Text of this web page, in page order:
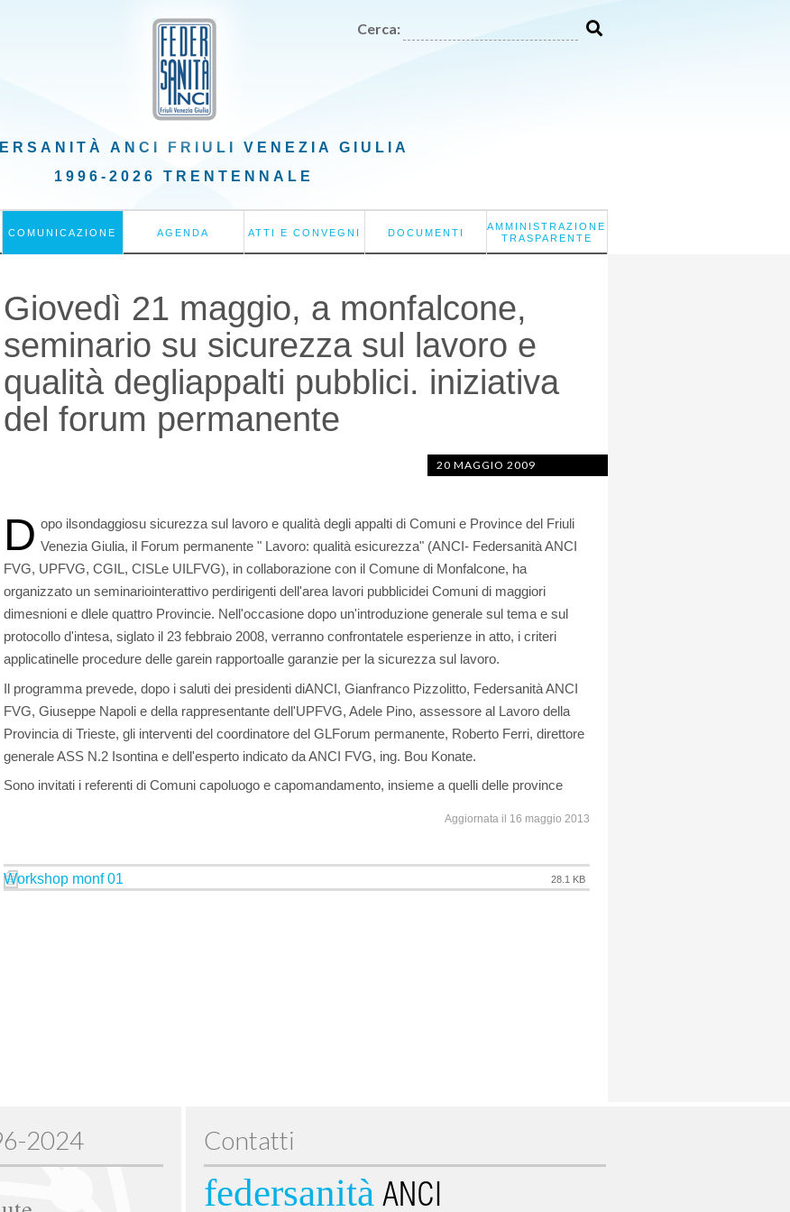
Cerca:
ANCI FRIULI VENEZIA GIULIA
1996-2026 TRENTENNALE
COMUNICAZIONE AGENDA ATTI E CONVEGNI DOCUMENTI
AMMINISTRAZIONE
TRASPARENTE
Giovedì 21 maggio, a monfalcone,
seminario su sicurezza sul lavoro e
qualità degliappalti pubblici. iniziativa
del forum permanente
20 MAGGIO 2009
D opo ilsondaggiosu sicurezza sul lavoro e qualità degli appalti di Comuni e Province del Friuli
Venezia Giulia, il Forum permanente " Lavoro: qualità esicurezza" (ANCI- Federsanità ANCI
FVG, UPFVG, CGIL, CISLe UILFVG), in collaborazione con il Comune di Monfalcone, ha
organizzato un seminariointerattivo perdirigenti dell'area lavori pubblicidei Comuni di maggiori
dimesnioni e dlele quattro Provincie. Nell'occasione dopo un'introduzione generale sul tema e sul
protocollo d'intesa, siglato il 23 febbraio 2008, verranno confrontatele esperienze in atto, i criteri
applicatinelle procedure delle garein rapportoalle garanzie per la sicurezza sul lavoro.
Il programma prevede, dopo i saluti dei presidenti diANCI, Gianfranco Pizzolitto, Federsanità ANCI
FVG, Giuseppe Napoli e della rappresentante dell'UPFVG, Adele Pino, assessore al Lavoro della
Provincia di Trieste, gli interventi del coordinatore del GLForum permanente, Roberto Ferri, direttore
generale ASS N.2 Isontina e dell'esperto indicato da ANCI FVG, ing. Bou Konate.
Sono invitati i referenti di Comuni capoluogo e capomandamento, insieme a quelli delle province
Aggiornata il 16 maggio 2013
Workshop monf 01 28.1 KB
2024 Contatti
federsanità ANCI